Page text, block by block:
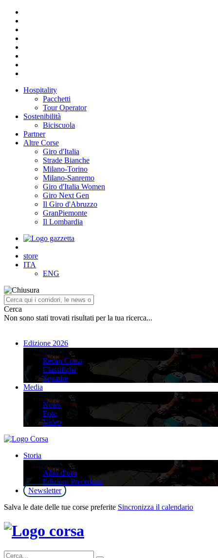
Hospitality
Pacchetti
Tour Operator
Sostenibilità
Biciscuola
Partner
Altre Corse
Giro d'Italia
Strade Bianche
Milano-Torino
Milano-Sanremo
Giro d'Italia Women
Giro Next Gen
Il Giro d'Abruzzo
GranPiemonte
Il Lombardia
store
ITA
ENG
Cerca
Non sono stati trovati risultati per la tua ricerca...
Edizione 2026
Edizione 2026
Recap Corsa
Classifiche
Squadre
Media
Media
News
Foto
Video
Storia
Storia
Albo d’oro
Edizioni Precedenti
Newsletter
Salva le date delle tue corse preferite Sincronizza il calendario